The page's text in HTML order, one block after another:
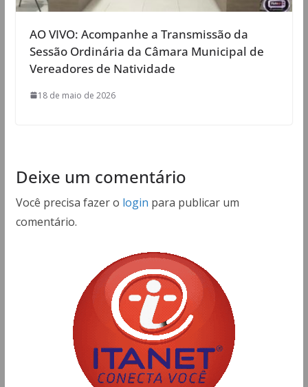
AO VIVO: Acompanhe a Transmissão da
Sessão Ordinária da Câmara Municipal de
Vereadores de Natividade
18 de maio de 2026
Deixe um comentário
Você precisa fazer o login para publicar um
comentário.